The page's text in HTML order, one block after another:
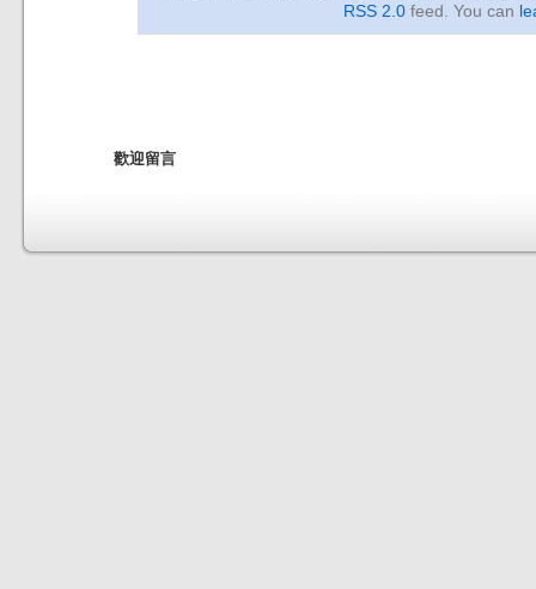
RSS 2.0feed. You can
歡迎留言